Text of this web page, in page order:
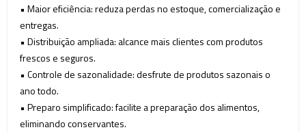
• Maior eficiência: reduza perdas no estoque, comercialização e
entregas.
• Distribuição ampliada: alcance mais clientes com produtos
frescos e seguros.
• Controle de sazonalidade: desfrute de produtos sazonais o
ano todo.
• Preparo simplificado: facilite a preparação dos alimentos,
eliminando conservantes.